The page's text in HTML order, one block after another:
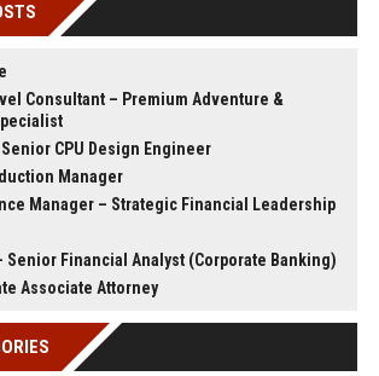
Consultant – Premium Adventure &
CPU Design Engineer
Manager
Manager – Strategic Financial Leadership
Senior Financial Analyst (Corporate Banking)
Associate Attorney